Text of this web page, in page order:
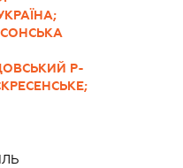
Р-